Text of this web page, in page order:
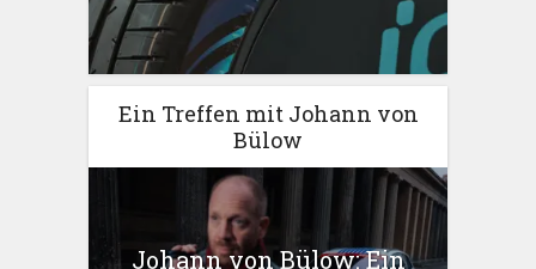
Ein Treffen mit Johann von
Bülow
Johann von Bülow: Ein